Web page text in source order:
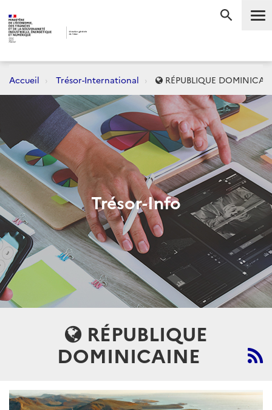
Accueil Trésor-International RÉPUBLIQUE
Trésor-Info
RÉPUBLIQUE
DOMINICAINE